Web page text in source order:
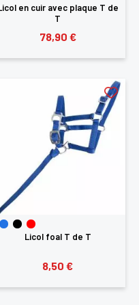
en cuir avec plaque T de
T
78,90 €
Licol foal T de T
8,50 €